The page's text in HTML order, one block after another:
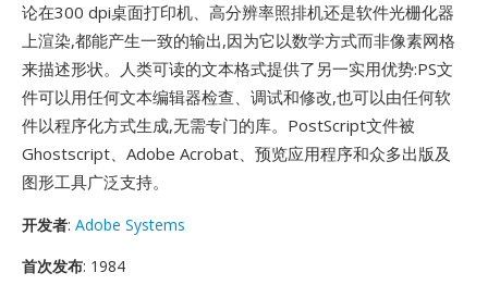
论在300 dpi桌面打印机、高分辨率照排机还是软件光栅化器
上渲染,都能产生一致的输出,因为它以数学方式而非像素网格
来描述形状。人类可读的文本格式提供了另一实用优势:PS文
件可以用任何文本编辑器检查、调试和修改,也可以由任何软
件以程序化方式生成,无需专门的库。PostScript文件被
Ghostscript、Adobe Acrobat、预览应用程序和众多出版及
图形工具广泛支持。
开发者: Adobe Systems
首次发布: 1984